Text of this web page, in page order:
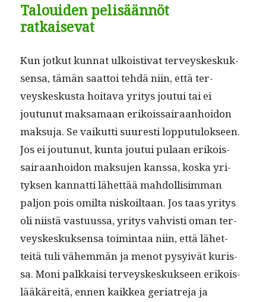
Talouiden pelisäännöt
ratkaisevat
Kun jotkut kun­nat ulkois­ti­vat ter­veyskeskuk­
sen­sa, tämän saat­toi tehdä niin, että ter­
veyskeskus­ta hoita­va yri­tys jou­tui tai ei
joutunut mak­samaan erikois­sairaan­hoidon
mak­su­ja. Se vaikut­ti suuresti lop­putu­lok­seen.
Jos ei joutunut, kun­ta jou­tui pulaan erikois­
sairaan­hoidon mak­su­jen kanssa, kos­ka yri­
tyk­sen kan­nat­ti lähet­tää mah­dol­lisim­man
paljon pois omil­ta niskoil­taan. Jos taas yri­tys
oli niistä vas­tu­us­sa, yri­tys vahvisti oman ter­
veyskeskuk­sen­sa toim­intaa niin, että lähet­
teitä tuli vähem­män ja menot pysyivät kuris­
sa. Moni palkkaisi ter­veyskeskuk­seen erikois­
lääkäre­itä, ennen kaikkea geri­atre­ja ja